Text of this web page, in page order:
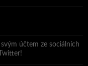
účtem ze sociálních